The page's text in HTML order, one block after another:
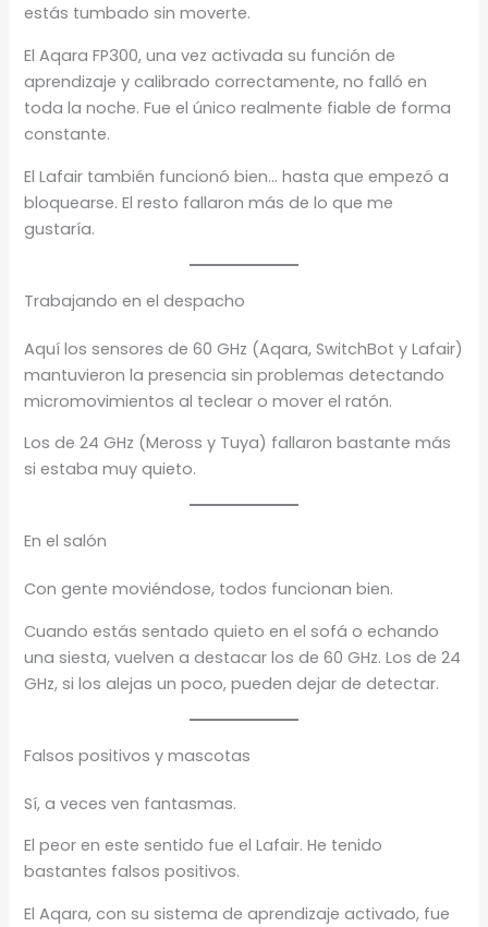
estás tumbado sin moverte.
El Aqara FP300, una vez activada su función de
aprendizaje y calibrado correctamente, no falló en
toda la noche. Fue el único realmente fiable de forma
constante.
El Lafair también funcionó bien… hasta que empezó a
bloquearse. El resto fallaron más de lo que me
gustaría.
Trabajando en el despacho
Aquí los sensores de 60 GHz (Aqara, SwitchBot y Lafair)
mantuvieron la presencia sin problemas detectando
micromovimientos al teclear o mover el ratón.
Los de 24 GHz (Meross y Tuya) fallaron bastante más
si estaba muy quieto.
En el salón
Con gente moviéndose, todos funcionan bien.
Cuando estás sentado quieto en el sofá o echando
una siesta, vuelven a destacar los de 60 GHz. Los de 24
GHz, si los alejas un poco, pueden dejar de detectar.
Falsos positivos y mascotas
Sí, a veces ven fantasmas.
El peor en este sentido fue el Lafair. He tenido
bastantes falsos positivos.
El Aqara, con su sistema de aprendizaje activado, fue